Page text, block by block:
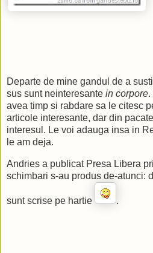
Departe de mine gandul de a
sus sunt neinteresante in corpore.
avea timp si rabdare sa le citesc
articole interesante, dar din
interesul. Le voi adauga insa in
le am deja.
Andries a publicat Presa Libera
schimbari s-au produs de-atunci:
sunt scrise pe hartie .